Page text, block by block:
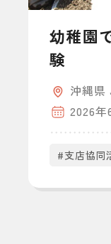
幼稚園
験
沖縄県
2026年
#支店協同